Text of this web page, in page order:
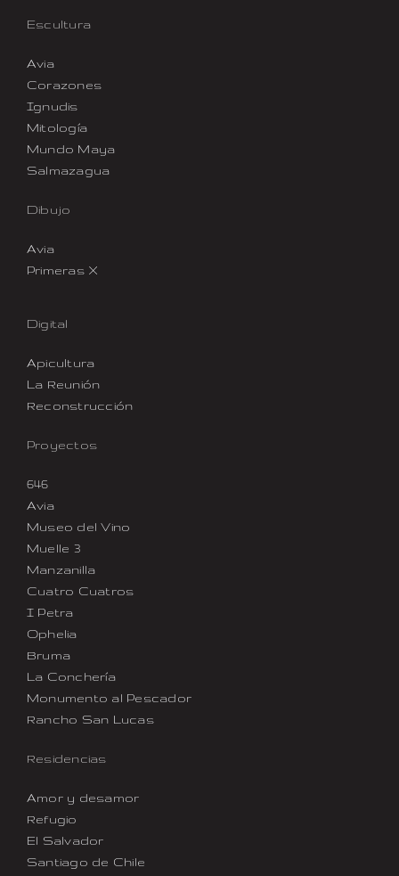
Escultura
Avia
Corazones
Ignudis
Mitología
Mundo Maya
Salmazagua
Dibujo
Avia
Primeras X
Digital
Apicultura
La Reunión
Reconstrucción
Proyectos
646
Avia
Museo del Vino
Muelle 3
Manzanilla
Cuatro Cuatros
I Petra
Ophelia
Bruma
La Conchería
Monumento al Pescador
Rancho San Lucas
Residencias
Amor y desamor
Refugio
El Salvador
Santiago de Chile